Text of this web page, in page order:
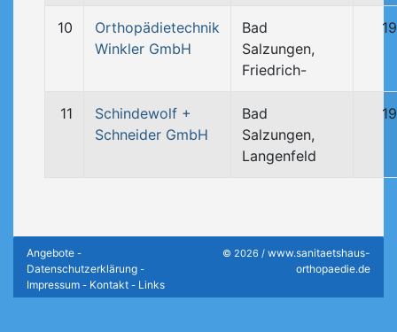
10
Orthopädietechnik
Winkler GmbH
Bad
Salzungen,
Friedrich-
11
Schindewolf +
Schneider GmbH
Bad
Salzungen,
Langenfeld
Angebote -
Datenschutzerklärung -
Impressum - Kontakt - Links
© 2026 / www.sanitaetshaus-
orthopaedie.de